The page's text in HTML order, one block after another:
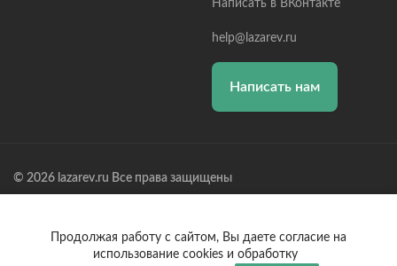
Написать в ВКонтакте
help@lazarev.ru
Написать нам
© 2026 lazarev.ru Все права защищены
Банк: ОАО "АЛЬФА-БАНК" БИК: 044525593, К/С:
30101810200000000593
Продолжая работу с сайтом, Вы даете согласие на
использование cookies и обработку